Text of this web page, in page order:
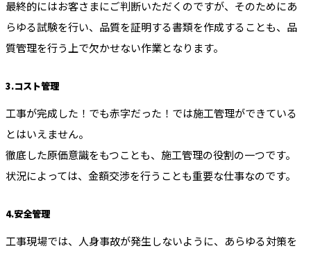
最終的にはお客さまにご判断いただくのですが、そのためにあ
らゆる試験を行い、品質を証明する書類を作成することも、品
質管理を行う上で欠かせない作業となります。
3.コスト管理
工事が完成した！でも赤字だった！では施工管理ができている
とはいえません。
徹底した原価意識をもつことも、施工管理の役割の一つです。
状況によっては、金額交渉を行うことも重要な仕事なのです。
4.安全管理
工事現場では、人身事故が発生しないように、あらゆる対策を